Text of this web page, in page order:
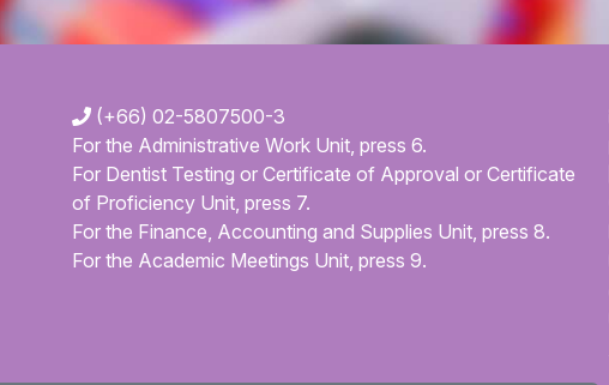
(+66) 02-5807500-3
For the Administrative Work Unit, press 6.
For Dentist Testing or Certificate of Approval or Certificate
of Proficiency Unit, press 7.
For the Finance, Accounting and Supplies Unit, press 8.
For the Academic Meetings Unit, press 9.